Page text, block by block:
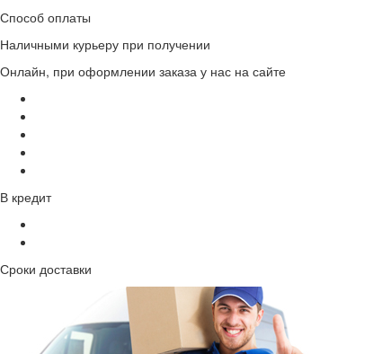
Способ оплаты
Наличными курьеру при получении
Онлайн, при оформлении заказа у нас на сайте
В кредит
Сроки доставки